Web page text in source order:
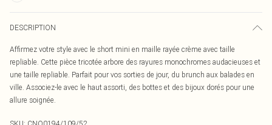
DESCRIPTION
Affirmez votre style avec le short mini en maille rayée crème avec taille
repliable. Cette pièce tricotée arbore des rayures monochromes audacieuses et
une taille repliable. Parfait pour vos sorties de jour, du brunch aux balades en
ville. Associez-le avec le haut assorti, des bottes et des bijoux dorés pour une
allure soignée.